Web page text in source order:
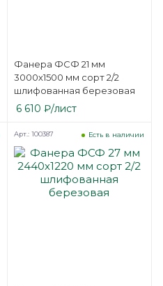
Фанера ФСФ 21 мм
3000х1500 мм сорт 2/2
шлифованная березовая
6 610 ₽/лист
Есть в наличии
Арт.: 100387